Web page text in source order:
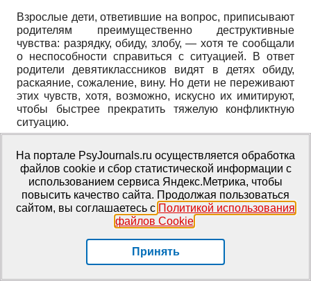
Взрослые дети, ответившие на вопрос, приписывают
родителям преимущественно деструктивные
чувства: разрядку, обиду, злобу, — хотя те сообщали
о неспособности справиться с ситуацией. В ответ
родители девятиклассников видят в детях обиду,
раскаяние, сожаление, вину. Но дети не переживают
этих чувств, хотя, возможно, искусно их имитируют,
чтобы быстрее прекратить тяжелую конфликтную
ситуацию.
родители, и дети либо не отвечали совсем, либо
писали: «Не знаю». Анализ этих вариантов
представляется наиболее важным. За пунктами «нет
ответа» и «не знаю», с нашей точки зрения,
скрываются разные позиции. В варианте «нет
ответа» — недоверие к экспериментатору, его
компетентности и необходимости передавать ему
столь тонкую информацию. В ответе «не знаю» —
больше недоверия к себе. Человек знает, поскольку
невозможно не видеть очевидной эмоциональной
На портале PsyJournals.ru осуществляется обработка
файлов cookie и сбор статистической информации с
использованием сервиса Яндекс.Метрика, чтобы
повысить качество сайта. Продолжая пользоваться
сайтом, вы соглашаетесь с Политикой использования
файлов Cookie.
Принять